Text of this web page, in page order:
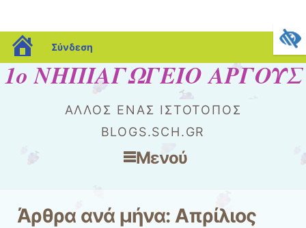
blogs.sch.gr
Σύνδεση
1ο ΝΗΠΙΑΓΩΓΕΙΟ ΑΡΓΟΥΣ
ΆΛΛΟΣ ΈΝΑΣ ΙΣΤΌΤΟΠΟΣ
BLOGS.SCH.GR
Μενού
Άρθρα ανά μήνα: Απρίλιος